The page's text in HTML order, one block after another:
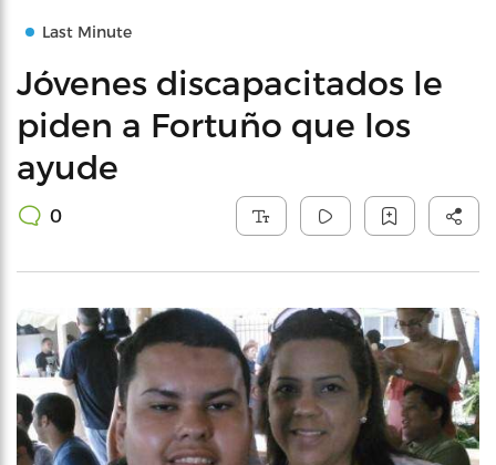
Last Minute
Jóvenes discapacitados le
piden a Fortuño que los
ayude
0